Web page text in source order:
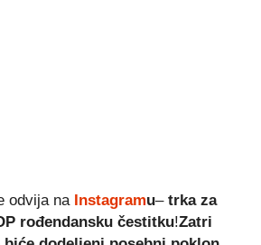
odvija na Instagramu– trka za
rođendansku čestitku!Zatri